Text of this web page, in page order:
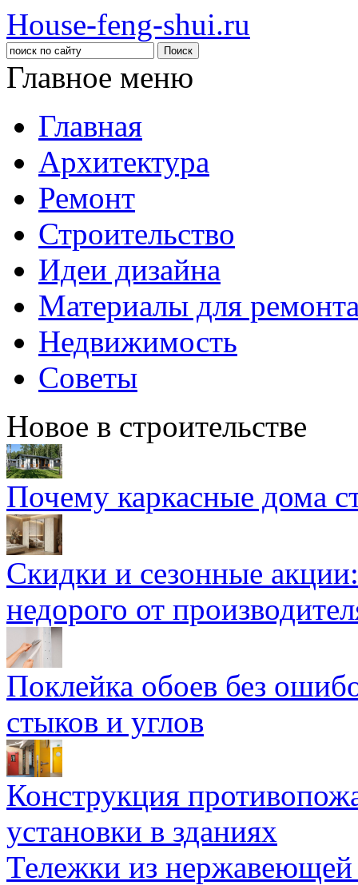
House-feng-shui.ru
Главное меню
Главная
Архитектура
Ремонт
Строительство
Идеи дизайна
Материалы для
Недвижимость
Советы
Новое в строительстве
Почему каркасные дома
Скидки и сезонные
недорого от
Поклейка обоев без
стыков и углов
Конструкция
установки в зданиях
Тележки из